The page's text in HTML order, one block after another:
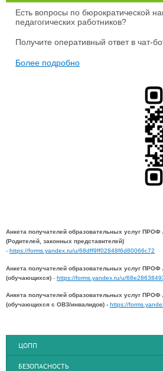
Есть вопросы по бюрократической
педагогических работников?
Получите оперативный ответ в чат-
Более подробно
Анкета получателей образовательных услуг ПРОФ
(Родителей, законных представителей)
- https://forms.yandex.ru/u/68dff9ff02848f6d80066c72
Анкета получателей образовательных услуг ПРОФ
(обучающихся) - https://forms.yandex.ru/u/
Анкета получателей образовательных услуг ПРОФ
(обучающихся с ОВЗ/инвалидов) - https://
ЦОПП
БЕЗОПАСНОСТЬ